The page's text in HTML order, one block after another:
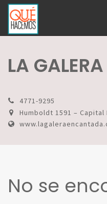
LA
4771-9295
Humboldt 1591 – Capital
No se